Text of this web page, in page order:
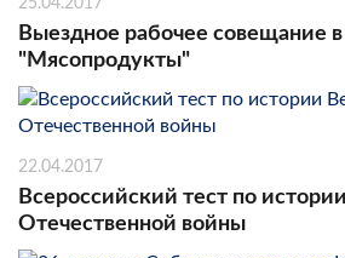
Выездное рабочее совещание
"Мясопродукты"
22.04.2017
Всероссийский тест по
Отечественной войны